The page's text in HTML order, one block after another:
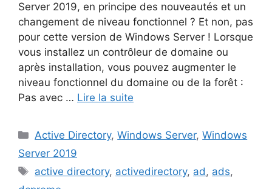
Server 2019, en principe des nouveautés et un
changement de niveau fonctionnel ? Et non, pas
pour cette version de Windows Server ! Lorsque
vous installez un contrôleur de domaine ou
après installation, vous pouvez augmenter le
niveau fonctionnel du domaine ou de la forêt :
Pas avec … Lire la suite
Catégories
Active Directory,Windows Server,Windows
Server 2019
Étiquettes
active directory, activedirectory, ad , ads,